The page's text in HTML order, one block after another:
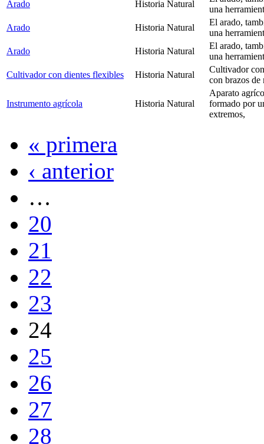
Arado Historia Natural
una
Arado
Historia Natural
El arado,
una
Arado
Historia Natural
El arado,
una
Cultivador con dientes flexibles
Historia Natural
Cultivador
con brazos de
Instrumento agrícola Historia Natural
Aparato
formado por
extremos,
« primera
‹ anterior
…
20
21
22
23
24
25
26
27
28